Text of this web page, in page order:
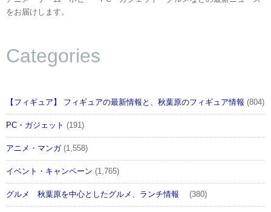
をお届けします。
Categories
【フィギュア】 フィギュアの最新情報と、秋葉原のフィギュア情報 (804)
PC・ガジェット (191)
アニメ・マンガ(1,558)
イベント・キャンペーン (1,765)
グルメ 秋葉原を中心としたグルメ、ランチ情報 (380)